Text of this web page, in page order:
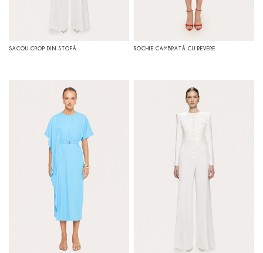
SACOU CROP DIN STOFĂ ROCHIE CAMBRATĂ CU REVERE